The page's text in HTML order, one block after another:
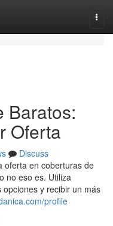
Baratos:
Oferta
Discuss
oferta en coberturas de
no eso es. Utiliza
y recibir un más
profile